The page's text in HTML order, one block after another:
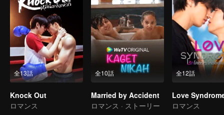
全13話
Knock Out
ロマンス
全10話
Married by Accident
ロマンス · ストーリー
全12話
Love
ロマンス